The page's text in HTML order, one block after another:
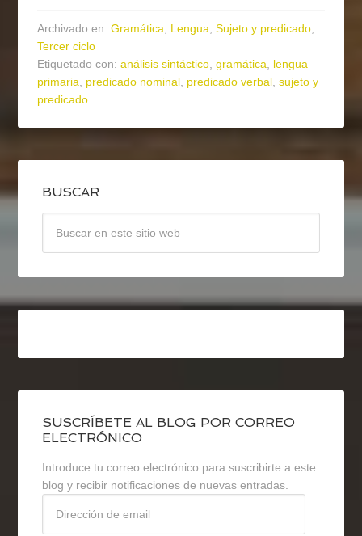
Archivado en:Gramática, Lengua,Sujeto y predicado,
Tercer ciclo
Etiquetado con:análisis sintáctico,gramática, lengua
primaria, predicado nominal, predicado verbal,sujeto y
predicado
BUSCAR
SUSCRÍBETE AL BLOG POR CORREO
ELECTRÓNICO
Introduce tu correo electrónico para suscribirte a este
blog y recibir notificaciones de nuevas entradas.